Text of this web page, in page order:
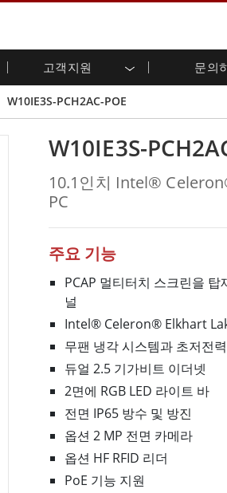
고객지원 문의
산업용 패널 PC 및 HMI
HMI(P-CAP 터치)
산업용 패널 PC(P-CAP Touch)
산업용 패널 PC(저항막 터치)
스테인리스 시리즈
G-WIN 시리즈 / IP67 설계
ATEX 등급
바 타입 패널 PC
엣지 AI 패널 PC
헬스케어 등급
의료용 러기드 태블릿
의료용 패널 PC
헬스케어 디스플레이
AI 컴퓨터
엣지 AI 모빌리티
엣지 AI 패널 PC
엣지 AI 컴퓨팅
에너지, 화학, ATEX 제품
식품 및 위생 산업
창고 및 물류
헬스케어
헤비 듀티
시민권
고객 서비스 센터
제품 변경 알림
VR 엑스포
W10IE3S-PCH2AC-POE
W10IE3S-
10.1인치 Intel®
PC
주요 기능
PCAP 멀티터치 스크린을
널
Intel® Celeron® Elkhart
무팬 냉각 시스템과 초저전
듀얼 2.5 기가비트 이더넷
2면에 RGB LED 라이트 바
전면 IP65 방수 및 방진
옵션 2 MP 전면 카메라
옵션 HF RFID 리더
PoE 기능 지원